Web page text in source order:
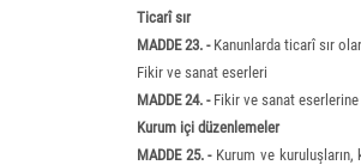
Ticarî sır
MADDE 23. - Kanunlarda ticarî sır
Fikir ve sanat eserleri
MADDE 24. -Fikir ve sanat eserlerine
Kurum içi düzenlemeler
MADDE 25. -Kurum ve kuruluşların,